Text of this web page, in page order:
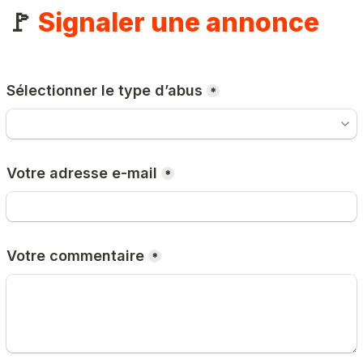
🚩 Signaler une annonce
Sélectionner le type d’abus *
Votre adresse e-mail *
Votre commentaire *